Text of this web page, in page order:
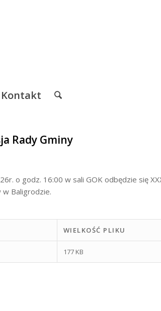
Kontakt
Rady Gminy
o godz. 16:00 w sali GOK odbędzie się
w Baligrodzie.
WIELKOŚĆ PLIKU
177 KB